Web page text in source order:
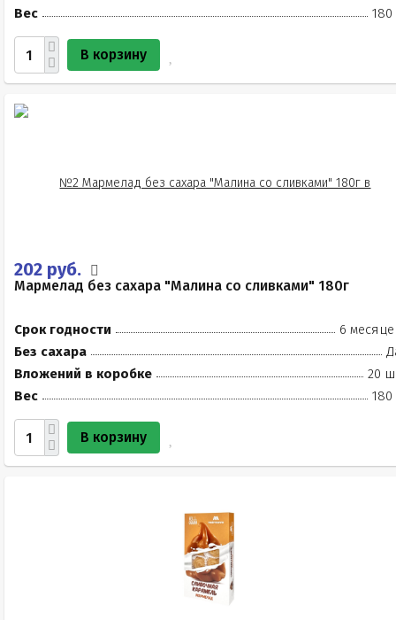
Вес
180
В корзину
202 руб.
Мармелад без сахара "Малина со сливками" 180г
Срок годности
6
Без сахара
Вложений в коробке
20
Вес
180
В корзину